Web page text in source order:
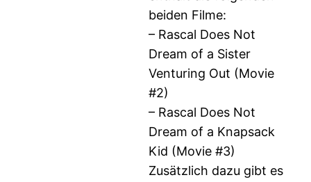
beiden Filme:
– Rascal Does Not
Dream of a Sister
Venturing Out (Movie
#2)
– Rascal Does Not
Dream of a Knapsack
Kid (Movie #3)
Zusätzlich dazu gibt es